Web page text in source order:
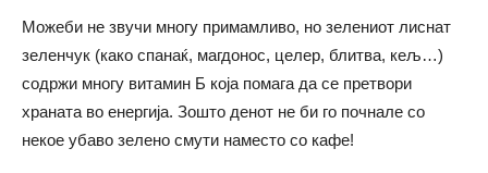
Можеби не звучи многу примамливо, но зелениот лиснат
зеленчук (како спанаќ, магдонос, целер, блитва, кељ…)
содржи многу витамин Б која помага да се претвори
храната во енергија. Зошто денот не би го почнале со
некое убаво зелено смути наместо со кафе!